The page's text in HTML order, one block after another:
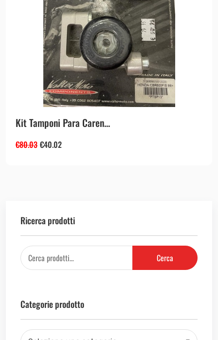
Kit Tamponi Para Caren...
€80.03 €40.02
Ricerca prodotti
Cerca
Categorie prodotto